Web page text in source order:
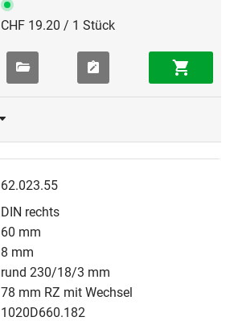
CHF 19.20 / 1 Stück
62.023.55
DIN rechts
60 mm
8 mm
rund 230/18/3 mm
78 mm RZ mit Wechsel
1020D660.182